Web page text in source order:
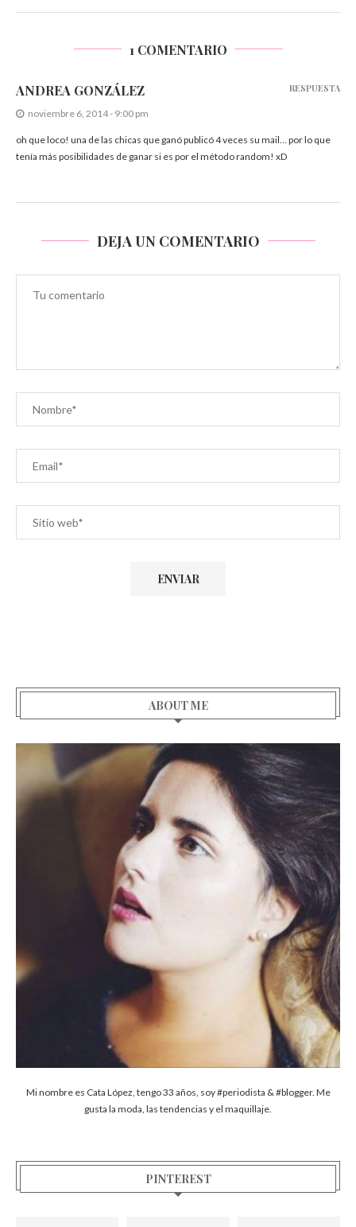
1 COMENTARIO
ANDREA GONZÁLEZ
noviembre 6, 2014 - 9:00 pm
oh que loco! una de las chicas que ganó publicó 4 veces su mail… por lo que
tenía más posibilidades de ganar si es por el método random! xD
RESPUESTA
DEJA UN COMENTARIO
ABOUT ME
Mi nombre es Cata López, tengo 33 años, soy #periodista & #blogger. Me
gusta la moda, las tendencias y el maquillaje.
PINTEREST